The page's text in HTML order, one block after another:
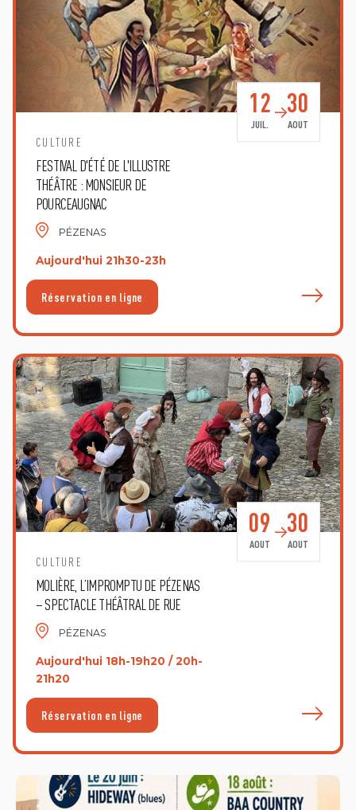
CULTURE
FESTIVAL D'ÉTÉ DE L'ILLUSTRE
THÉÂTRE : MONSIEUR DE
POURCEAUGNAC
PÉZENAS
Aujourd'hui 21h30-23h
12
JUIL.
30
AOUT
Réservation en ligne
CULTURE
MOLIÈRE, L’IMPROMPTU DE PÉZENAS
– SPECTACLE THÉÂTRAL DE RUE
PÉZENAS
Aujourd'hui 18h-19h20 / 20h-
21h20
09
AOUT
30
AOUT
Réservation en ligne